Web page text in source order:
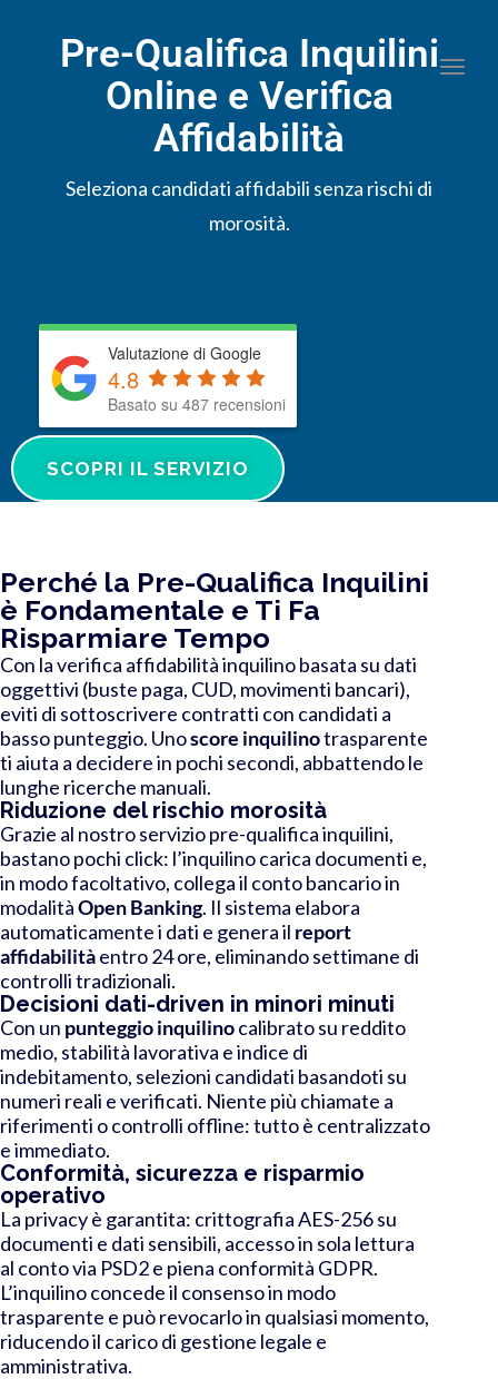
Pre-Qualifica Inquilini
Online e Verifica
Affidabilità
Seleziona candidati affidabili senza rischi di
morosità.
Valutazione di Google
4.8
Basato su 487 recensioni
SCOPRI IL SERVIZIO
Perché la Pre-Qualifica Inquilini
è Fondamentale e Ti Fa
Risparmiare Tempo
Con la verifica affidabilità inquilino basata su dati
oggettivi (buste paga, CUD, movimenti bancari),
eviti di sottoscrivere contratti con candidati a
basso punteggio. Unoscore inquilinotrasparente
ti aiuta a decidere in pochi secondi, abbattendo le
lunghe ricerche manuali.
Riduzione del rischio morosità
Grazie al nostro servizio pre-qualifica inquilini,
bastano pochi click: l’inquilino carica documenti e,
in modo facoltativo, collega il conto bancario in
modalitàOpen Banking. Il sistema elabora
automaticamente i dati e genera il report
affidabilitàentro 24 ore, eliminando settimane di
controlli tradizionali.
Decisioni dati-driven in minori minuti
Con un punteggio inquilinocalibrato su reddito
medio, stabilità lavorativa e indice di
indebitamento, selezioni candidati basandoti su
numeri reali e verificati. Niente più chiamate a
riferimenti o controlli offline: tutto è centralizzato
e immediato.
Conformità, sicurezza e risparmio
operativo
La privacy è garantita: crittografia AES-256 su
documenti e dati sensibili, accesso in sola lettura
al conto via PSD2 e piena conformità GDPR.
L’inquilino concede il consenso in modo
trasparente e può revocarlo in qualsiasi momento,
riducendo il carico di gestione legale e
amministrativa.